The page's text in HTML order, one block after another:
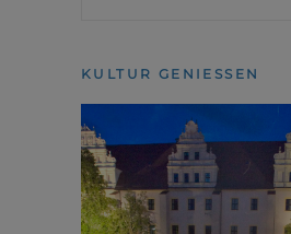
KULTUR GENIESSEN